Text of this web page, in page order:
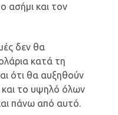
ασήμι και τον
δεν θα
κατά τη
ότι θα αυξηθούν
και το υψηλό όλων
πάνω από αυτό.